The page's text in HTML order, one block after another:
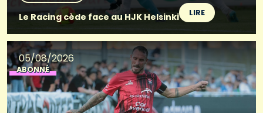
Le Racing cède face au HJK Helsinki
LIRE
05/08/2026
ABONNÉ